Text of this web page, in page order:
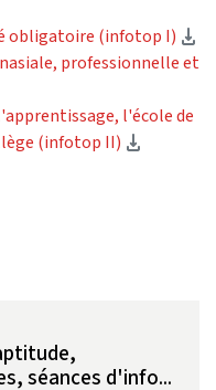
obligatoire (infotop I)
professionnelle et
l'école de
(infotop II)
séances d'info...